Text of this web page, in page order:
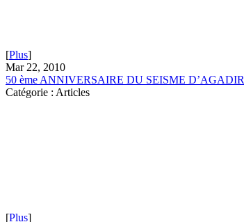
[Plus]
Mar 22, 2010
50 ème ANNIVERSAIRE DU SEISME D’AGADIR
Catégorie : Articles
[Plus]